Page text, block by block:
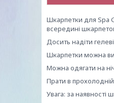
Шкарпетки для Spa
всередині
Досить надіти
Шкарпетки можна
Можна одягати на
Прати в прохолодній
Увага: за наявності